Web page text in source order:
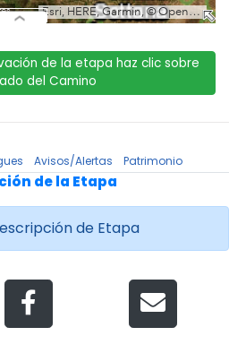
de la etapa haz clic sobre
del Camino
Avisos/Alertas Patrimonio
de la Etapa
de Etapa